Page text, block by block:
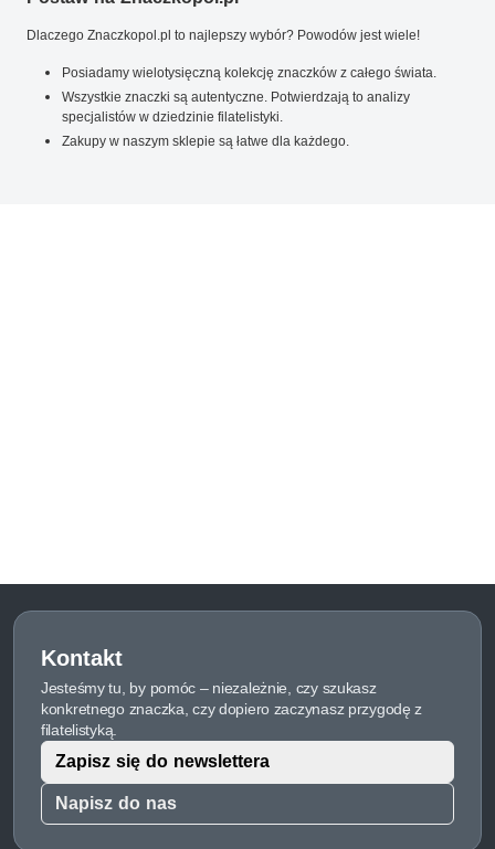
Dlaczego Znaczkopol.pl to najlepszy wybór? Powodów jest wiele!
Posiadamy wielotysięczną kolekcję znaczków z całego świata.
Wszystkie znaczki są autentyczne. Potwierdzają to analizy
specjalistów w dziedzinie filatelistyki.
Zakupy w naszym sklepie są łatwe dla każdego.
Kontakt
Jesteśmy tu, by pomóc – niezależnie, czy szukasz
konkretnego znaczka, czy dopiero zaczynasz przygodę z
filatelistyką.
Napisz do nas
Zapisz się do newslettera